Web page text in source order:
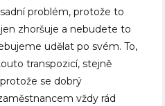
problém, protože to
zhoršuje a nebudete to
udělat po svém. To,
transpozicí, stejně
se dobrý
vždy rád